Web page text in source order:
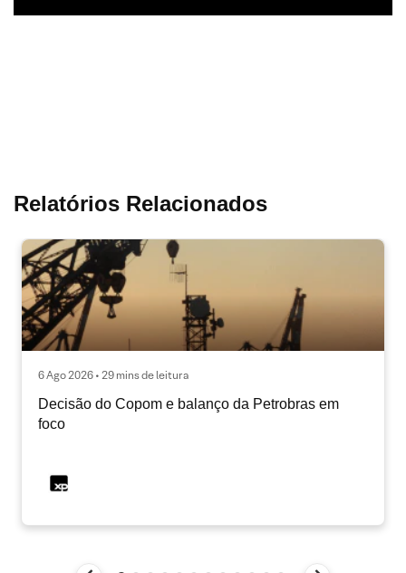
Relatórios Relacionados
6 Ago 2026 • 29 mins de leitura
Decisão do Copom e balanço da Petrobras em
foco